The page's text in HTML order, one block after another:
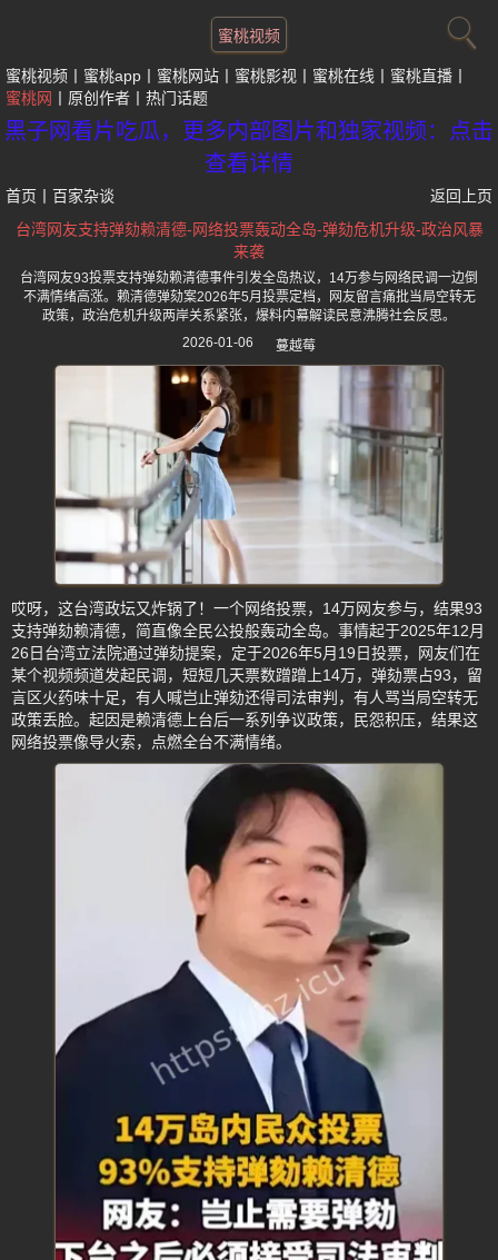
蜜桃视频
蜜桃视频 蜜桃app 蜜桃网站 蜜桃影视 蜜桃在线
蜜桃直播
蜜桃网
原创作者 热门话题
黑子网看片吃瓜，更多内部图片和独家视频：点击
查看详情
首页 百家杂谈
返回上页
台湾网友支持弹劾赖清德-网络投票轰动全岛-弹劾危机升级-政治风暴
来袭
台湾网友93投票支持弹劾赖清德事件引发全岛热议，14万参与网络民调一边倒
不满情绪高涨。赖清德弹劾案2026年5月投票定档，网友留言痛批当局空转无
政策，政治危机升级两岸关系紧张，爆料内幕解读民意沸腾社会反思。
2026-01-06
蔓越莓
哎呀，这台湾政坛又炸锅了！一个网络投票，14万网友参与，结果93
支持弹劾赖清德，简直像全民公投般轰动全岛。事情起于2025年12月
26日台湾立法院通过弹劾提案，定于2026年5月19日投票，网友们在
某个视频频道发起民调，短短几天票数蹭蹭上14万，弹劾票占93，留
言区火药味十足，有人喊岂止弹劾还得司法审判，有人骂当局空转无
政策丢脸。起因是赖清德上台后一系列争议政策，民怨积压，结果这
网络投票像导火索，点燃全台不满情绪。